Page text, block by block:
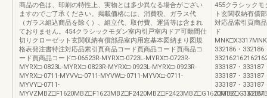
商品の色は、印刷の特性上、実物とは多少異なる場合がござい
ますのでご了承ください。掲載価格には、消費税、ガラス代
（ガラス組込商品を除く）、組立代、取付費、運賃等は含まれ
ておりません。454クラシックモダン室内引戸室内ドア可動間仕
切りクローゼット玄関収納有償部品室内用窓基本図納まり図規
格表発注書特注対応品索引頁商品コード頁商品コード頁商品コ
ード頁商品コード□-06523R-MYRX□-0723L-MYRX□-0723R-
MYRX□-0823L-MYRX□-0823R-MYRX□-0923L-MYRX□-0923R-
MYRX□-0711-MYVV□-0711-MYVW□-0711-MYVX□-0711-
MYVY□-0711-
455クラシックモ
ト玄関収納有償
対応品索引頁商
ド
332186・332186
333187・333187
333187・333187
333187・333187
333187・333187